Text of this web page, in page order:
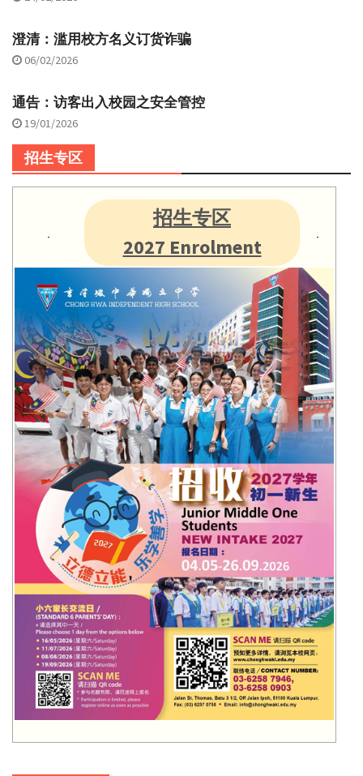
澄清：滥用校方名义订货诈骗
06/02/2026
通告：访客出入校园之安全管控
19/01/2026
招生专区
招生专区
2027 Enrolment